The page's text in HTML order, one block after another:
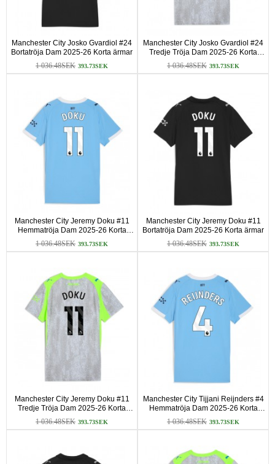
Manchester City Josko Gvardiol #24
Bortatröja Dam 2025-26 Korta ärmar
1 036.48SEK 393.73SEK
Manchester City Josko Gvardiol #24
Tredje Tröja Dam 2025-26 Korta
ärmar
1 036.48SEK 393.73SEK
Manchester City Jeremy Doku #11
Hemmatröja Dam 2025-26 Korta
ärmar
1 036.48SEK 393.73SEK
Manchester City Jeremy Doku #11
Bortatröja Dam 2025-26 Korta ärmar
1 036.48SEK 393.73SEK
Manchester City Jeremy Doku #11
Tredje Tröja Dam 2025-26 Korta
ärmar
1 036.48SEK 393.73SEK
Manchester City Tijjani Reijnders #4
Hemmatröja Dam 2025-26 Korta
ärmar
1 036.48SEK 393.73SEK